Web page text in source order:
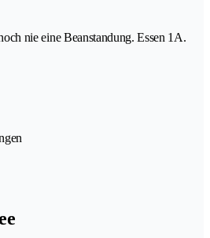
nie eine Beanstandung. Essen 1A.